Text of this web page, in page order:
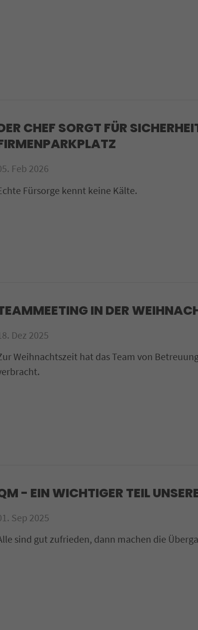
CHEF SORGT FÜR
Feb 2026
Fürsorge kennt keine Kälte.
IN DER
Dez 2025
Weihnachtszeit hat das Team von
- EIN WICHTIGER TEIL
Sep 2025
sind gut zufrieden, dann machen die